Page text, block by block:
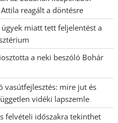
reagált a döntésre
miatt tett feljelentést a
a neki beszóló Bohár
vasútfejlesztés: mire jut és
vidéki lapszemle
felvételi időszakra tekinthet